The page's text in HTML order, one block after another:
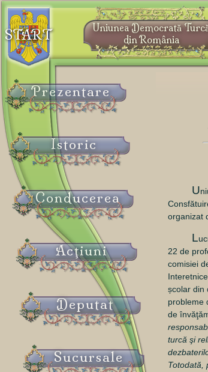
START
Prezentare
Istoric
Conducerea
Acţiuni
Deputat
Sucursale
Uniunea Democrată
din România
U
organizat
L
22 de
comisiei
școlar din
probleme
de
turcă şi
Totodată,